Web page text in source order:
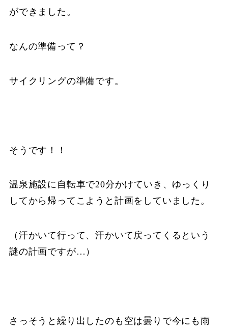
ができました。
なんの準備って？
サイクリングの準備です。
そうです！！
温泉施設に自転車で20分かけていき、ゆっくり
してから帰ってこようと計画をしていました。
（汗かいて行って、汗かいて戻ってくるという
謎の計画ですが…）
さっそうと繰り出したのも空は曇りで今にも雨